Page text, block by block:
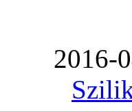
2016-